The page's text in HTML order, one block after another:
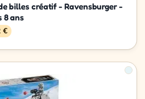
billes créatif - Ravensburger -
8 ans
€